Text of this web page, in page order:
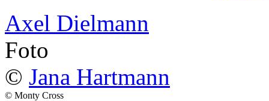
Axel Dielmann
Foto
© Jana Hartmann
© Monty Cross